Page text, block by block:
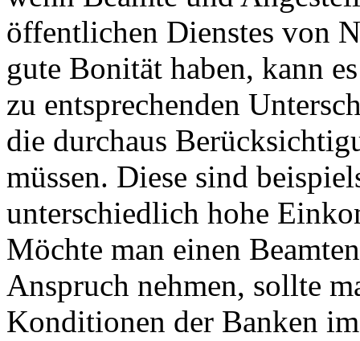
öffentlichen Dienstes von
gute Bonität haben, kann
zu entsprechenden
die durchaus
müssen. Diese sind
unterschiedlich hohe
Möchte man einen
Anspruch nehmen, sollte
Konditionen der Banken